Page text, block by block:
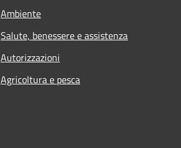
Ambiente
Salute, benessere e assistenza
Autorizzazioni
Agricoltura e pesca